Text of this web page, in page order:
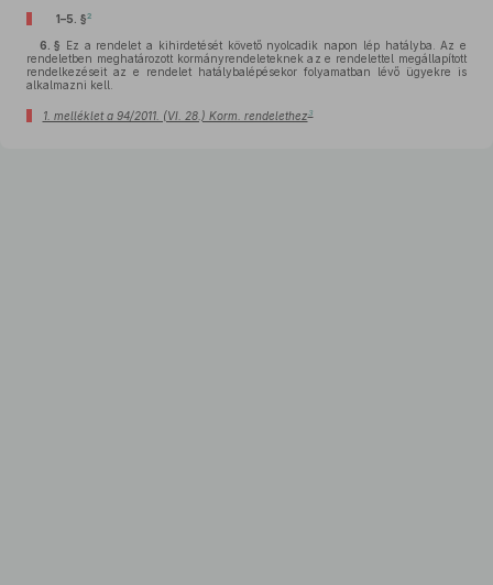
1–5. §2
6. § Ez a rendelet a kihirdetését követő nyolcadik napon lép hatályba. Az e
rendeletben meghatározott kormányrendeleteknek az e rendelettel megállapított
rendelkezéseit az e rendelet hatálybalépésekor folyamatban lévő ügyekre is
alkalmazni kell.
1. melléklet a 94/2011. (VI. 28.) Korm. rendelethez3